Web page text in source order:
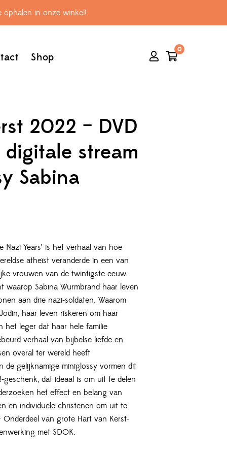
ophalen in onze winkel!
Shop
0
2022 – DVD
stream
Sabina
Nazi Years’ is het verhaal van hoe
atheïst veranderde in een van
vrouwen van de twintigste eeuw.
waarop Sabina Wurmbrand haar leven
aan drie nazi-soldaten. Waarom
haar leven riskeren om haar
het leger dat haar hele familie
verhaal van bijbelse liefde en
overal ter wereld heeft
de gelijknamige miniglossy vormen dit
dat ideaal is om uit te delen
het effect en belang van
en individuele christenen om uit te
van grote Hart van Kerst-
met SDOK.